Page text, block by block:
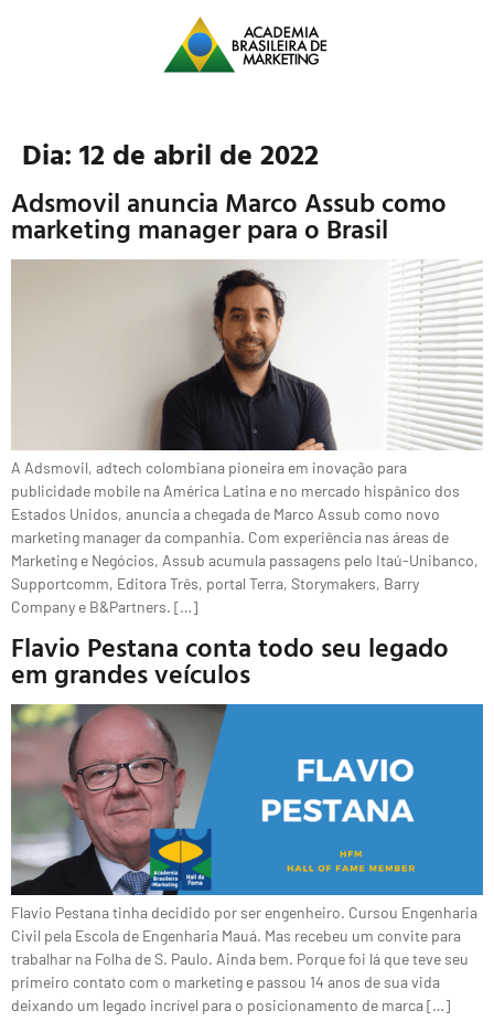
Dia: 12 de abril de 2022
Adsmovil anuncia Marco Assub como
marketing manager para o Brasil
A Adsmovil, adtech colombiana pioneira em inovação para
publicidade mobile na América Latina e no mercado hispânico dos
Estados Unidos, anuncia a chegada de Marco Assub como novo
marketing manager da companhia. Com experiência nas áreas de
Marketing e Negócios, Assub acumula passagens pelo Itaú-Unibanco,
Supportcomm, Editora Três, portal Terra, Storymakers, Barry
Company e B&Partners. […]
Flavio Pestana conta todo seu legado
em grandes veículos
Flavio Pestana tinha decidido por ser engenheiro. Cursou Engenharia
Civil pela Escola de Engenharia Mauá. Mas recebeu um convite para
trabalhar na Folha de S. Paulo. Ainda bem. Porque foi lá que teve seu
primeiro contato com o marketing e passou 14 anos de sua vida
deixando um legado incrível para o posicionamento de marca […]